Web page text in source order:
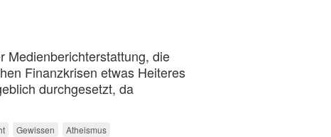
Medienberichterstattung, die
Finanzkrisen etwas Heiteres
durchgesetzt, da
Gewissen
Atheismus